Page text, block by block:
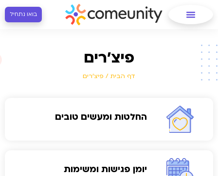
בואו נתחיל
פיצ'רים
דף הבית / פיצ'רים
החלטות ומעשים טובים
יומן פגישות ומשימות